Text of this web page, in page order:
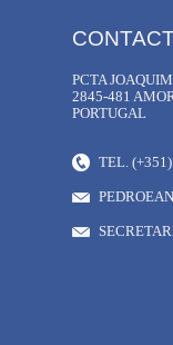
TEL.
PCTA
2845-481
PORTUGAL